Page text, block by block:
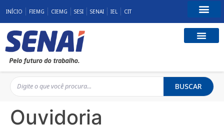
INÍCIO FIEMG CIEMG SESI SENAI IEL CIT
BUSCAR
Ouvidoria